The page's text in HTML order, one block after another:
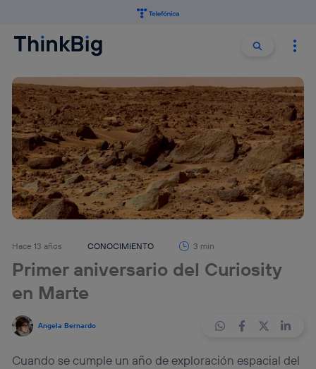
Buscar
Hace 13 años CONOCIMIENTO 3 min
Primer aniversario del Curiosity
en Marte
Angela Bernardo
Cuando se cumple un año de exploración espacial del